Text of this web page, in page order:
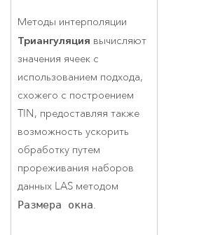
Методы интерполяции
Триангуляция вычисляют
значения ячеек с
использованием подхода,
схожего с построением
TIN, предоставляя также
возможность ускорить
обработку путем
прореживания наборов
данных LAS методом
Размера окна.